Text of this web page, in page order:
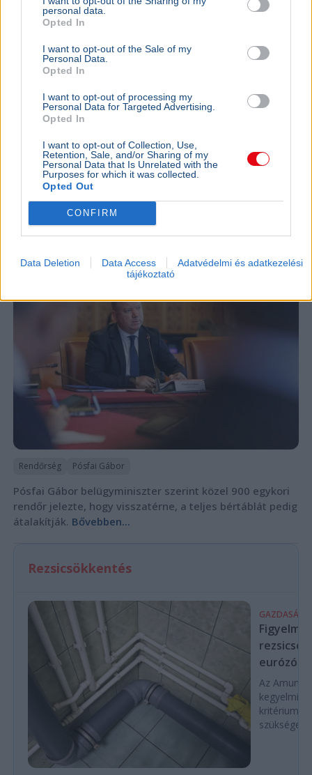
personal data.
Opted In
I want to opt-out of the Sale of my
Personal Data.
Opted In
I want to opt-out of processing my
Personal Data for Targeted Advertising.
Opted In
I want to opt-out of Collection, Use,
Retention, Sale, and/or Sharing of my
Personal Data that Is Unrelated with the
Purposes for which it was collected.
Opted Out
CONFIRM
Data Deletion Data Access
Adatvédelmi és adatkezelési
tájékoztató
Lázár János
Négy jelölt közül választhat a Magyar Tenisz Szövetség
új elnököt szeptember 26-án, Lázár János májusi
lemondása után. Bővebben...
BELFÖLD 2026. augusztus 7.
Pósfai Gábor: közel 900 egykori rendőr térne
vissza a testülethez
Rendőrség Pósfai Gábor
Pósfai Gábor belügyminiszter szerint közel 900 egykori
rendőr jelezte, hogy visszatérne, a teljes bértáblát pedig
átalakítják. Bővebben...
Rezsicsökkentés
GAZDASÁG
Az Amundi
kegyelmi